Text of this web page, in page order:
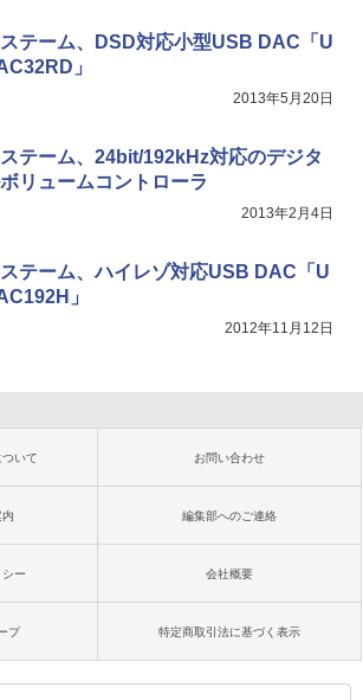
テーム、DSD対応小型USB DAC「U
」
2013年5月20日
テーム、24bit/192kHz対応のデジタ
リュームコントローラ
2013年2月4日
テーム、ハイレゾ対応USB DAC「U
」
2012年11月12日
いて お問い合わせ
編集部へのご連絡
ー 会社概要
プ 特定商取引法に基づく表示